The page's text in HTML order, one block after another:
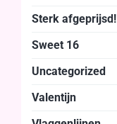
Sterk afgeprijsd!
Sweet 16
Uncategorized
Valentijn